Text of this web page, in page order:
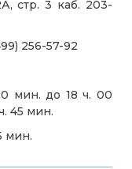
стр. 3 каб. 203-
256-57-92
мин. до 18 ч. 00
45 мин.
мин.